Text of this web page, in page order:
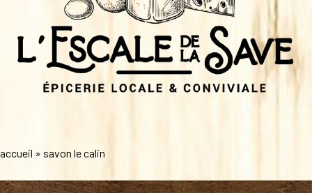
accueil » savon le calin